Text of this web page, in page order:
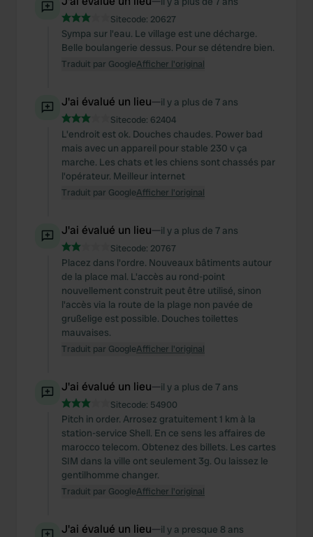
Sitecode: 20627
Sympa sur l'eau. Le village est une décharge.
Belle boulangerie dessus. Pour se détendre bien.
Traduit par GoogleAfficher l'original
J'ai évalué un lieu—il y a plus de 7 ans
Sitecode: 62404
L'endroit est ok. Douches chaudes. Power bad
mais avec un appareil pour stable 230 v ça
marche. Les chats et les chiens sont chassés par
l'opérateur. Meilleur internet
Traduit par GoogleAfficher l'original
J'ai évalué un lieu—il y a plus de 7 ans
Sitecode: 20767
Placez dans l'ordre. Nouveaux bâtiments autour
de la place mal. L'accès au rond-point
nouvellement construit peut être utilisé, sinon
l'accès via la route de la plage non pavée de
grußelige est possible. Douches toilettes
mauvaises.
Traduit par GoogleAfficher l'original
J'ai évalué un lieu—il y a plus de 7 ans
Sitecode: 54900
Pitch in order. Arrosez gratuitement 1 km à la
station-service Shell. En ce sens les affaires de
marocco telecom. Obtenez des billets. Les cartes
SIM dans la ville ont seulement 3g. Ou laissez le
gentilhomme changer.
Traduit par GoogleAfficher l'original
J'ai évalué un lieu—il y a presque 8 ans